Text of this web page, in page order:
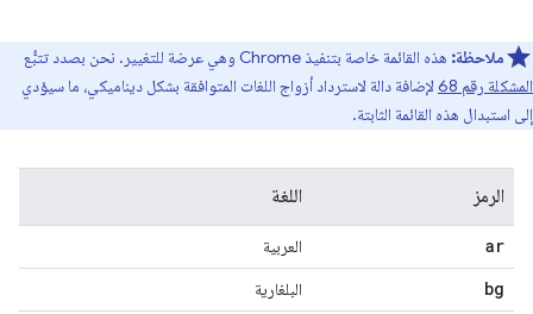
ملاحظة: هذه القائمة خاصة بتنفيذ Chrome وهي عرضة للتغيير. نحن بصدد تتبُّع
المشكلة رقم 68
لإضافة دالة لاسترداد أزواج اللغات المتوافقة بشكل ديناميكي، ما سيؤدي
إلى استبدال هذه القائمة الثابتة.
الرمز اللغة
ar العربية
bg البلغارية